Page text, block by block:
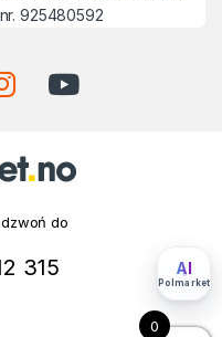
925480592
do
315
0
AI
Polmarket